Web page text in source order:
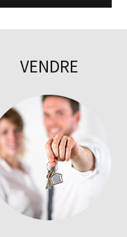
VENDRE